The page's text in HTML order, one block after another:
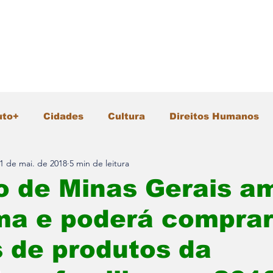
Cidades Cultura Direitos Humanos
Gastronomia Geral
Ambiente Pesquisa e Inovação Polícia
Segurança
de Minas Gerais
e poderá
de produtos da
de mai. de 2018 5 min de leitura